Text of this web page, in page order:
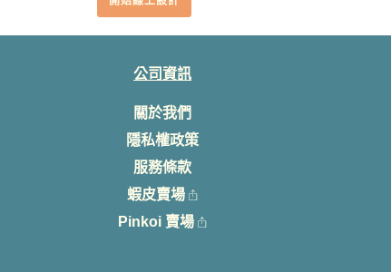
公司資訊
關於我們
隱私權政策
服務條款
蝦皮賣場
Pinkoi 賣場